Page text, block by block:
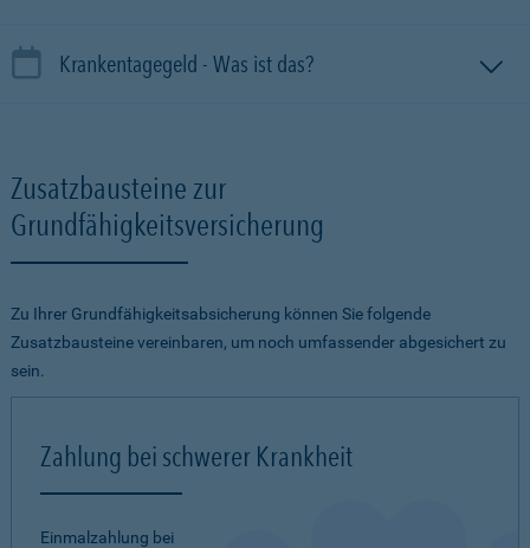
Krankentagegeld - Was ist das?
Zusatzbausteine zur
Grundfähigkeitsversicherung
Zu Ihrer Grundfähigkeitsabsicherung können Sie folgende
Zusatzbausteine vereinbaren, um noch umfassender abgesichert zu
sein.
Zahlung bei schwerer Krankheit
Einmalzahlung bei